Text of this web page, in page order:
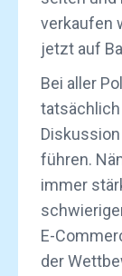
verkaufen
jetzt auf
Bei aller
führen.
immer
E-
der